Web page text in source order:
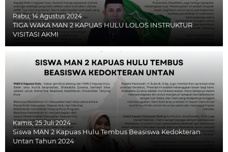
Rabu, 14 Agustus 2024
TIGA WAKA MAN 2 KAPUAS HULU LOLOS INSTRUKTUR
VISITASI AKMI
Kamis, 25 Juli 2024
Siswa MAN 2 Kapuas Hulu Tembus Beasiswa Kedokteran
Untan Tahun 2024